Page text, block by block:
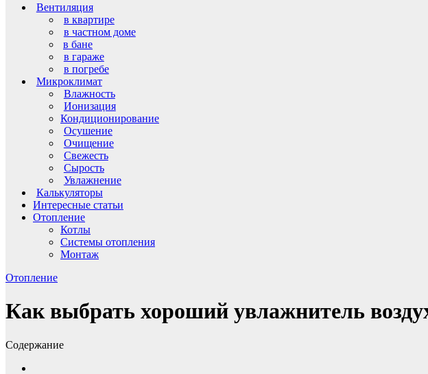
Вентиляция
в квартире
в частном доме
в бане
в гараже
в погребе
Микроклимат
Влажность
Ионизация
Кондиционирование
Осушение
Очищение
Свежесть
Сырость
Увлажнение
Калькуляторы
Интересные статьи
Отопление
Котлы
Системы отопления
Монтаж
Отопление
Как выбрать хороший увлажнитель
Содержание